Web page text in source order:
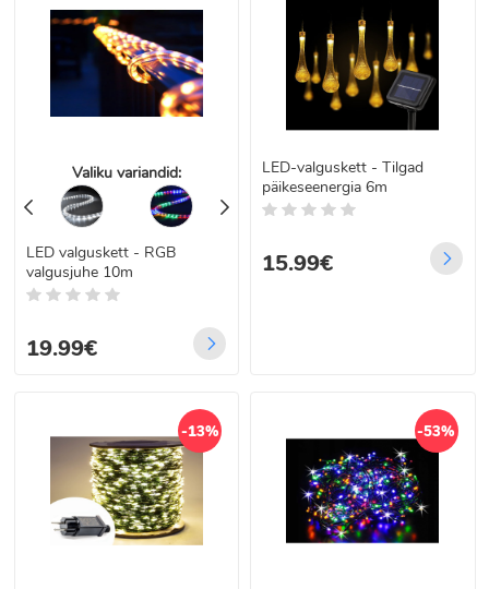
Valiku variandid:
LED valguskett - RGB
valgusjuhe 10m
19.99€
LED-valguskett - Tilgad
päikeseenergia 6m
15.99€
-13% -53%